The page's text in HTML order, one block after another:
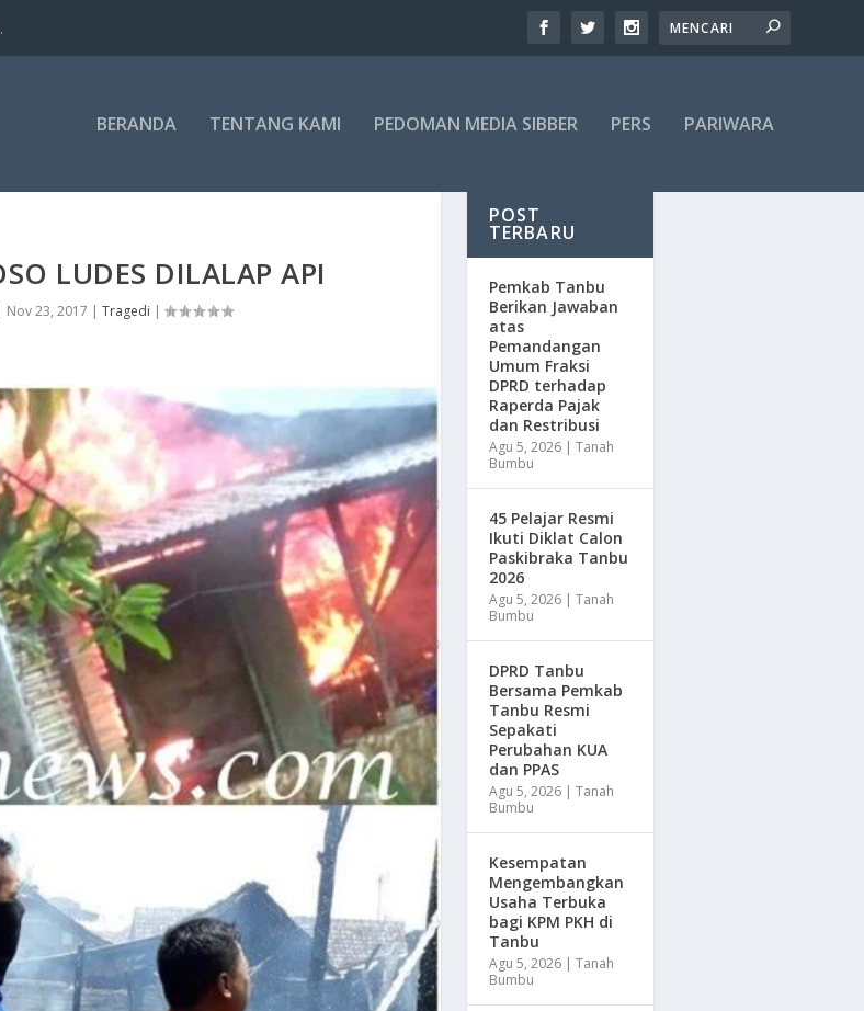
BERANDA TENTANG KAMI PEDOMAN MEDIA SIBBER PERS PARIWARA
LUDES DILALAP API
Nov 23, 2017 | Tragedi |
POST
TERBARU
Pemkab Tanbu
Berikan Jawaban
atas
Pemandangan
Umum Fraksi
DPRD terhadap
Raperda Pajak
dan Restribusi
Agu 5, 2026| Tanah
Bumbu
45 Pelajar Resmi
Ikuti Diklat Calon
Paskibraka Tanbu
2026
Agu 5, 2026| Tanah
Bumbu
DPRD Tanbu
Bersama Pemkab
Tanbu Resmi
Sepakati
Perubahan KUA
dan PPAS
Agu 5, 2026| Tanah
Bumbu
Kesempatan
Mengembangkan
Usaha Terbuka
bagi KPM PKH di
Tanbu
Agu 5, 2026| Tanah
Bumbu